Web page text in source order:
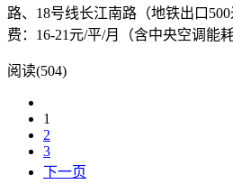
路、18号线长江南路（地铁出口
费：16-21元/平/月（含中央空调能
阅读(504)
1
2
3
下一页